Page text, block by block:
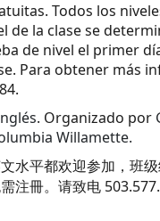
Todos los
de la clase se
de nivel el primer
Para obtener más
. Organizado por
Willamette.
水平都欢迎参加，班
注冊。请致电